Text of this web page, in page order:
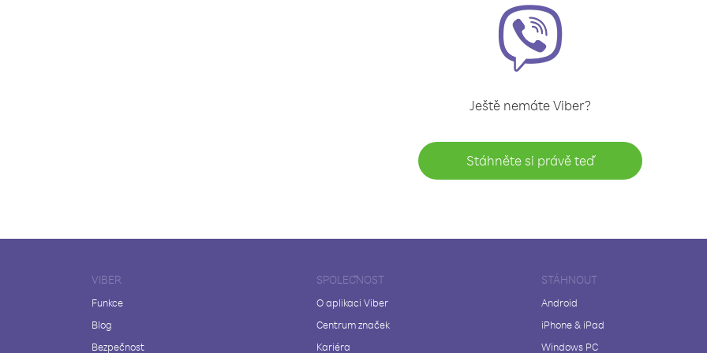
Ještě nemáte Viber?
Stáhněte si právě teď
VIBER
Funkce
Blog
Bezpečnost
SPOLEČNOST
O aplikaci Viber
Centrum značek
Kariéra
STÁHNOUT
Android
iPhone & iPad
Windows PC